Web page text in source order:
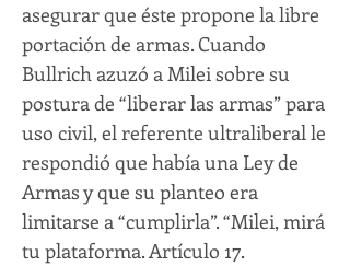
asegurar que éste propone la libre
portación de armas. Cuando
Bullrich azuzó a Milei sobre su
postura de “liberar las armas” para
uso civil, el referente ultraliberal le
respondió que había una Ley de
Armas y que su planteo era
limitarse a “cumplirla”. “Milei, mirá
tu plataforma. Artículo 17.